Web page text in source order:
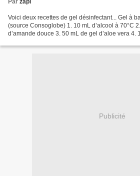
Par zapi
Voici deux recettes de gel désinfectant... Gel à
(source Consoglobe) 1. 10 mL d’alcool à 70°C
d’amande douce 3. 50 mL de gel d’aloe vera 4.
Publicité